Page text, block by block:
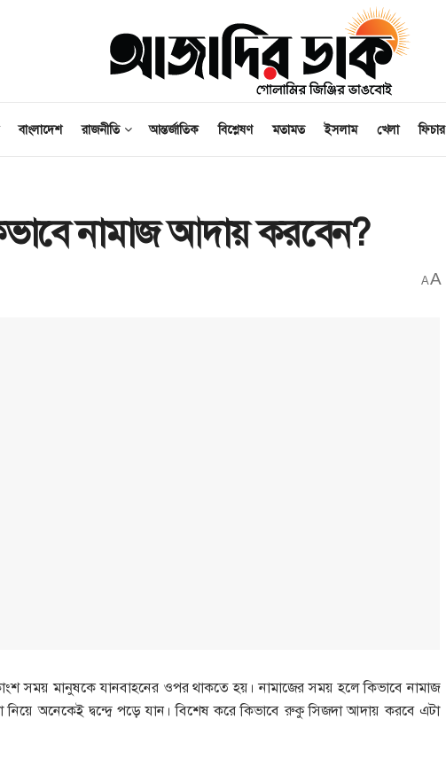
বাংলাদেশ রাজনীতি আন্তর্জাতিক বিশ্লেষণ মতামত ইসলাম খেলা ফিচার
নামাজ আদায় করবেন?
AA
সময় মানুষকে যানবাহনের ওপর থাকতে হয়। নামাজের সময় হলে কিভাবে নামাজ
অনেকেই দ্বন্দ্বে পড়ে যান। বিশেষ করে কিভাবে রুকু সিজদা আদায় করবে এটা